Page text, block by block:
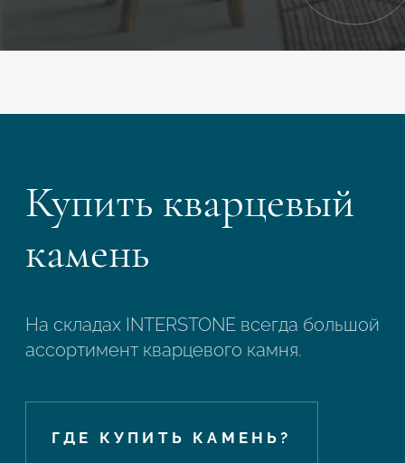
Купить кварцевый
камень
На складах INTERSTONE всегда большой
ассортимент кварцевого камня.
ГДЕ КУПИТЬ КАМЕНЬ?